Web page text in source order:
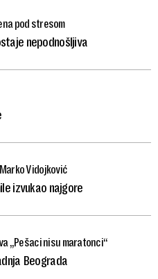
pod stresom
nepodnošljiva
Vidojković
izvukao najgore
„Pešaci nisu maratonci“
Beograda